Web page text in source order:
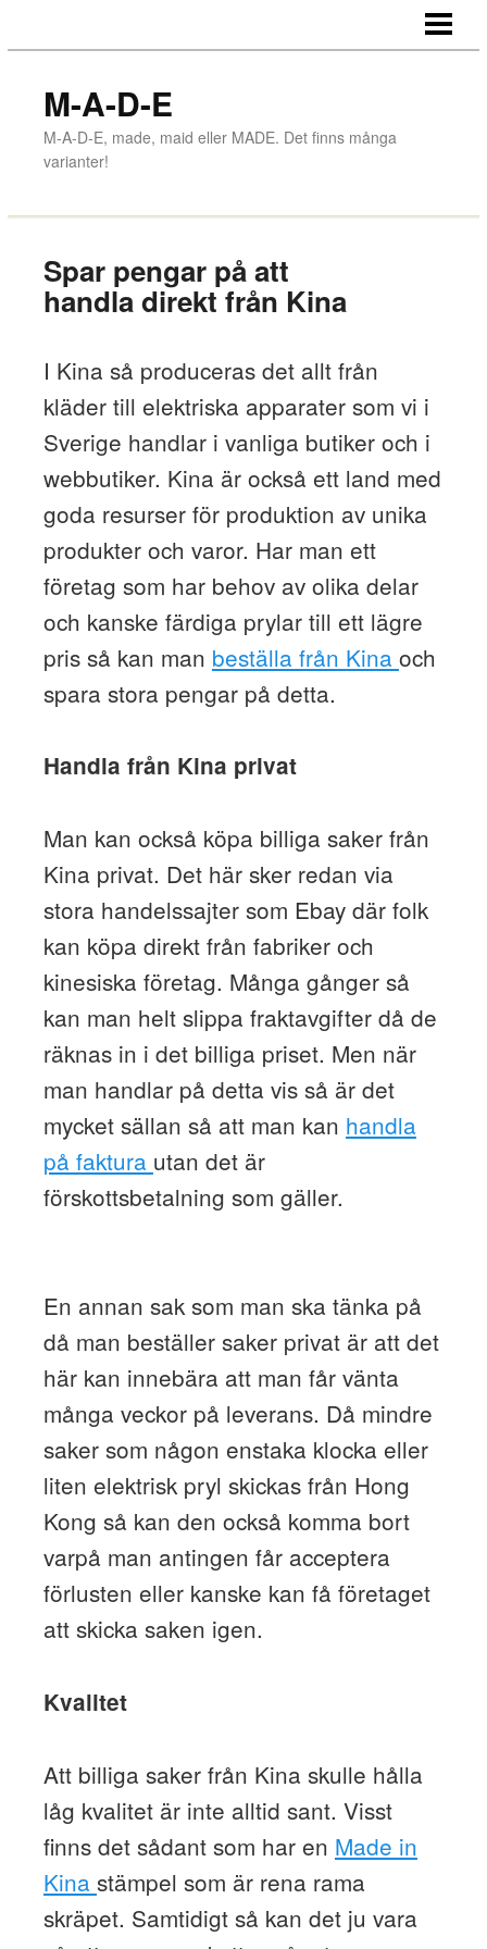
MADE IN GNOSJÖ
MADE IN SWEDEN
MADE-BLOGGEN
M-A-D-E
M-A-D-E, made, maid eller MADE. Det finns många
varianter!
Spar pengar på att
handla direkt från Kina
I Kina så produceras det allt från
kläder till elektriska apparater som vi i
Sverige handlar i vanliga butiker och i
webbutiker. Kina är också ett land med
goda resurser för produktion av unika
produkter och varor. Har man ett
företag som har behov av olika delar
och kanske färdiga prylar till ett lägre
pris så kan man beställa från Kina och
spara stora pengar på detta.
Handla från Kina privat
Man kan också köpa billiga saker från
Kina privat. Det här sker redan via
stora handelssajter som Ebay där folk
kan köpa direkt från fabriker och
kinesiska företag. Många gånger så
kan man helt slippa fraktavgifter då de
räknas in i det billiga priset. Men när
man handlar på detta vis så är det
mycket sällan så att man kan handla
på faktura utan det är
förskottsbetalning som gäller.
En annan sak som man ska tänka på
då man beställer saker privat är att det
här kan innebära att man får vänta
många veckor på leverans. Då mindre
saker som någon enstaka klocka eller
liten elektrisk pryl skickas från Hong
Kong så kan den också komma bort
varpå man antingen får acceptera
förlusten eller kanske kan få företaget
att skicka saken igen.
Kvalitet
Att billiga saker från Kina skulle hålla
låg kvalitet är inte alltid sant. Visst
finns det sådant som har en Made in
Kina stämpel som är rena rama
skräpet. Samtidigt så kan det ju vara